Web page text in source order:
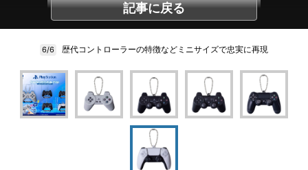
記事に戻る
6/6 歴代コントローラーの特徴などミニサイズで忠実に再現